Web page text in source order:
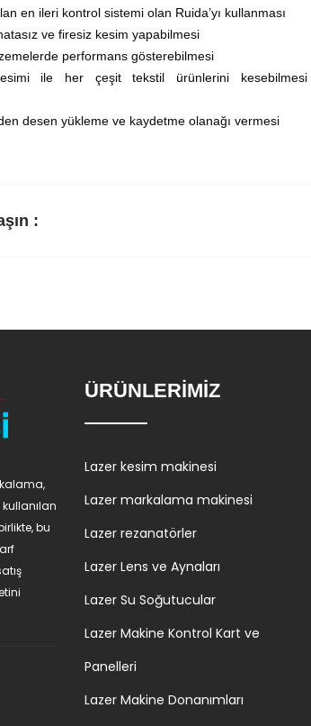
en ileri kontrol sistemi olan Ruida’yı kullanması
ve firesiz kesim yapabilmesi
performans gösterebilmesi
ile her çeşit tekstil ürünlerini
desen yükleme ve kaydetme olanağı vermesi
:
bu
ÜRÜNLERİMİZ
Lazer kesim makinesi
Lazer markalama makinesi
Lazer rezanatörler
Lazer Lens ve Aynaları
Lazer Su Soğutucular
Lazer Makine Kontrol Kart ve
Panelleri
Lazer Makine Donanımları